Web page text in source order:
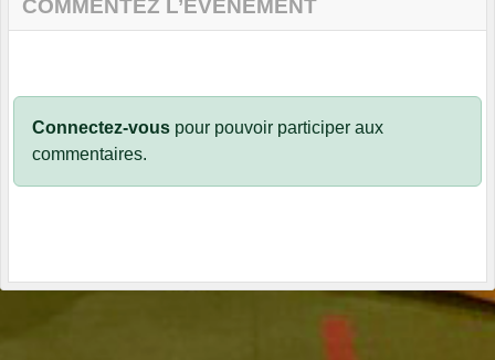
COMMENTEZ L’ÉVÈNEMENT
Connectez-vous pour pouvoir participer aux
commentaires.